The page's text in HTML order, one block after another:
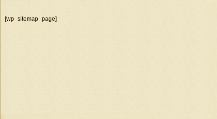
[wp_sitemap_page]